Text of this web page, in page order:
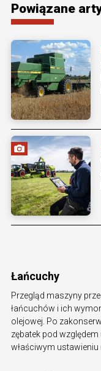
Powiązane
Łańcuchy
Przegląd maszyny
łańcuchów i ich
olejowej. Po
zębatek pod
właściwym ustawieniu